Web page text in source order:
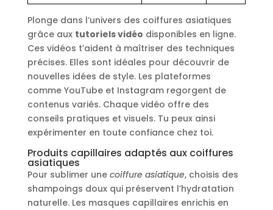
Plonge dans l’univers des coiffures asiatiques
grâce aux tutoriels vidéo disponibles en ligne.
Ces vidéos t’aident à maîtriser des techniques
précises. Elles sont idéales pour découvrir de
nouvelles idées de style. Les plateformes
comme YouTube et Instagram regorgent de
contenus variés. Chaque vidéo offre des
conseils pratiques et visuels. Tu peux ainsi
expérimenter en toute confiance chez toi.
Produits capillaires adaptés aux coiffures
asiatiques
Pour sublimer une coiffure asiatique, choisis des
shampoings doux qui préservent l’hydratation
naturelle. Les masques capillaires enrichis en